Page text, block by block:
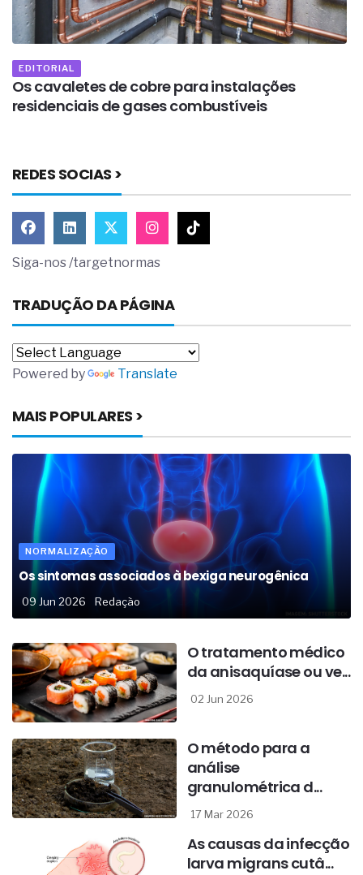
EDITORIAL
Os cavaletes de cobre para instalações
residenciais de gases combustíveis
REDES SOCIAS >
Siga-nos /targetnormas
TRADUÇÃO DA PÁGINA
Powered by Translate
MAIS POPULARES >
NORMALIZAÇÃO
Os sintomas associados à bexiga neurogênica
09 Jun 2026 Redação
O tratamento médico
da anisaquíase ou ve...
02 Jun 2026
O método para a
análise
granulométrica d...
17 Mar 2026
As causas da infecção
larva migrans cutâ...